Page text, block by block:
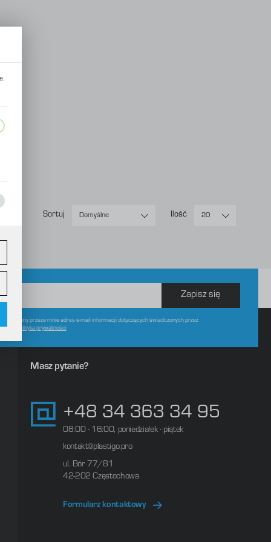
Sortuj Domyślne Ilość 20
Zapisz się
wskazany przeze mnie adres e-mail informacji dotyczących świadczonych przez
Polityka prywatności
Masz pytanie?
+48 34 363 34 95
08:00 - 16:00, poniedziałek - piątek
kontakt@plastigo.pro
ul. Bór 77/81
42-202 Częstochowa
Formularz kontaktowy